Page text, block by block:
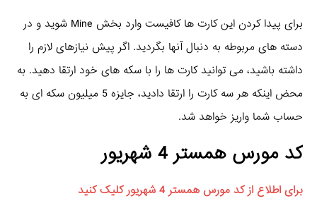
برای پیدا کردن این کارت ها کافیست وارد بخش Mine شوید و در
دسته های مربوطه به دنبال آنها بگردید. اگر پیش نیازهای لازم را
داشته باشید، می توانید کارت ها را با سکه های خود ارتقا دهید. به
محض اینکه هر سه کارت را ارتقا دادید، جایزه 5 میلیون سکه ای به
حساب شما واریز خواهد شد.
کد مورس همستر 4 شهریور
برای اطلاع از کد مورس همستر 4 شهریور کلیک کنید